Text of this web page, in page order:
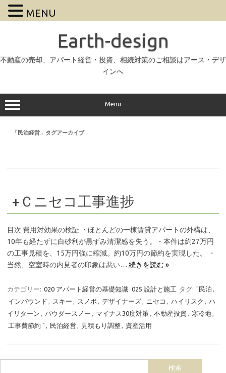
Earth-design
不動産の売却、アパート経営・投資、相続対策のご相談はアース・デザ
インへ
Menu
「民泊経営 」タグアーカイブ
+Ｃニセコ工事進捗
目次 費用対効果の検証 ・ほとんどの一棟賃貸アパートの外構は、
10年も経たずに白砂利が黒ずみ清潔感を失う。・本件は約27万円
の工事見積を、15万円強に縮減。約10万円の節約を実現した。 ・
当然、空室時の内見者の印象は悪い… 続きを読む »
カテゴリー: 020 アパート経営の基礎知識 025 設計と施工 タグ: "民泊 ,
インバウンド , スキー , スノボ , デザイナーズ, ニセコ , ハイリスク , ハ
イリターン , パウダースノー , マイナス30度対策, 不動産投資 , 寒冷地,
工事費節約 " , 民泊経営, 見積もり調整, 資産活用
MENU